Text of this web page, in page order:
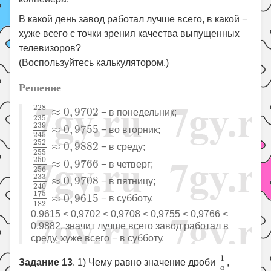
В какой день завод работал лучше всего, в какой −
хуже всего с точки зрения качества выпущенных
телевизоров?
(Воспользуйтесь калькулятором.)
Решение
228
235 ≈ 0,9702
228 235 ≈0 9702
− в понедельник;
239
245
≈ 0,9755
239 245≈0, 9755
− во вторник;
252
255
≈ 0,9882
252 255≈0,9882
− в среду;
250
256 ≈ 0,9766
250 256≈
− в четверг;
233
240
≈ 0,9708
233240≈0 9708
− в пятницу;
175
182
≈ 0,9615
175 182≈ 0,9615
− в субботу.
0,9615 < 0,9702 < 0,9708 < 0,9755 < 0,9766 <
0,9882, значит лучше всего завод работал в
среду, хуже всего − в субботу.
Задание 13. 1) Чему равно значение дроби 1
a
1
,